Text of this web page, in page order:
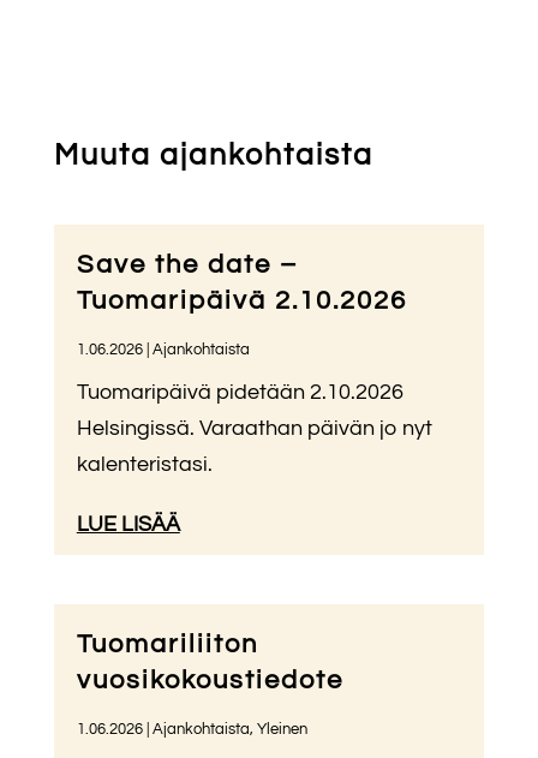
Muuta ajankohtaista
Save the date –
Tuomaripäivä 2.10.2026
1.06.2026| Ajankohtaista
Tuomaripäivä pidetään 2.10.2026
Helsingissä. Varaathan päivän jo nyt
kalenteristasi.
LUE LISÄÄ
Tuomariliiton
vuosikokoustiedote
1.06.2026| Ajankohtaista, Yleinen